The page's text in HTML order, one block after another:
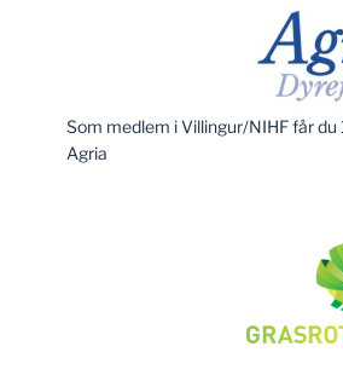
Som medlem i Villingur/NIHF får
Agria